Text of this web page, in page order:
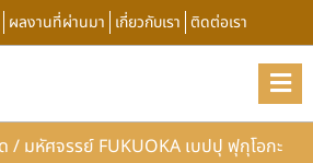
ผลงานที่ผ่านมา เกี่ยวกับเรา ติดต่อเรา
/ มหัศจรรย์ FUKUOKA เบปปุ ฟุกุโอกะ